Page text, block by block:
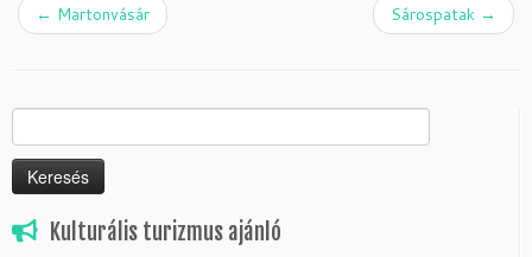
← Martonvásár Sárospatak →
Keresés:
Kulturális turizmus ajánló